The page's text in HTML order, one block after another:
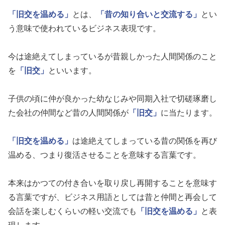
「旧交を温める」 とは、 「昔の知り合いと交流する」
とい
う意味で使われているビジネス表現です。
今は途絶えてしまっているが昔親しかった人間関係のこと
を 「旧交」 といいます。
子供の頃に仲が良かった幼なじみや同期入社で切磋琢磨し
た会社の仲間など昔の人間関係が 「旧交」 に当たります。
「旧交を温める」 は途絶えてしまっている昔の関係を再び
温める、つまり復活させることを意味する言葉です。
本来はかつての付き合いを取り戻し再開することを意味す
る言葉ですが、ビジネス用語としては昔と仲間と再会して
会話を楽しむくらいの軽い交流でも
「旧交を温める」
と表